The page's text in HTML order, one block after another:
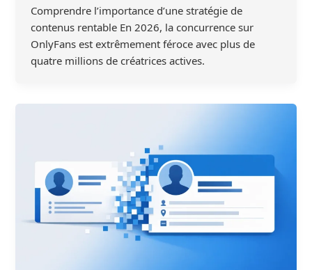
Comprendre l’importance d’une stratégie de
contenus rentable En 2026, la concurrence sur
OnlyFans est extrêmement féroce avec plus de
quatre millions de créatrices actives.